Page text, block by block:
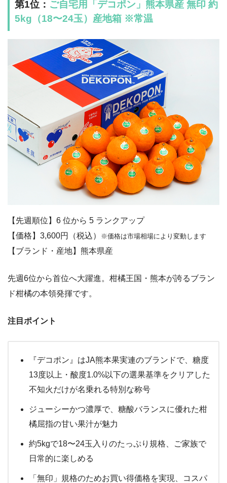
第1位： ご自宅用「デコポン」熊本県産 無印 約
5kg（18〜24玉）産地箱 ※常温
【先週順位】6 位から 5 ランクアップ
【価格】3,600円（税込）
※価格は市場相場により変動します
【ブランド・産地】熊本県産
先週6位から首位へ大躍進。柑橘王国・熊本が誇るブラン
ド柑橘の本領発揮です。
注目ポイント
『デコポン』はJA熊本果実連のブランドで、糖度
13度以上・酸度1.0%以下の選果基準をクリアした
不知火だけが名乗れる特別な称号
ジューシーかつ濃厚で、糖酸バランスに優れた柑
橘屈指の甘い果汁が魅力
約5kgで18〜24玉入りのたっぷり規格、ご家族で
日常的に楽しめる
「無印」規格のためお買い得価格を実現、コスパ